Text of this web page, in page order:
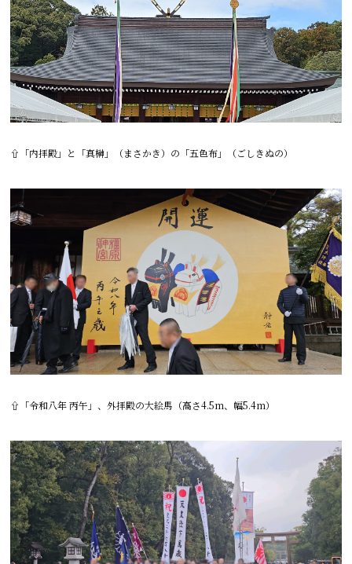
⇧「内拝殿」と「真榊」（まさかき）の「五色布」（ごしきぬの）
⇧「令和八年 丙午」、外拝殿の大絵馬（高さ4.5m、幅5.4m）